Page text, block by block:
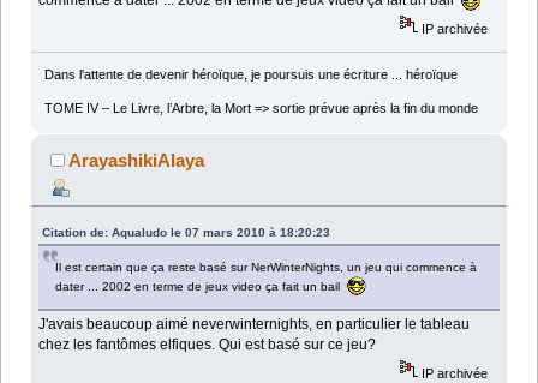
IP archivée
Dans l'attente de devenir héroïque, je poursuis une écriture ... héroïque
TOME IV – Le Livre, l’Arbre, la Mort => sortie prévue après la fin du monde
ArayashikiAlaya
Citation de: Aqualudo le 07 mars 2010 à 18:20:23
Il est certain que ça reste basé sur NerWinterNights, un jeu qui commence à
dater ... 2002 en terme de jeux video ça fait un bail
J'avais beaucoup aimé neverwinternights, en particulier le tableau
chez les fantômes elfiques. Qui est basé sur ce jeu?
IP archivée